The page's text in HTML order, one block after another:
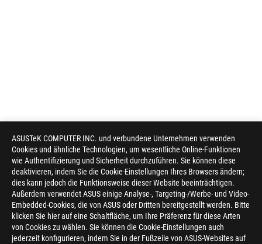
ASUSTeK COMPUTER INC. und verbundene Unternehmen verwenden
Cookies und ähnliche Technologien, um wesentliche Online-Funktionen
wie Authentifizierung und Sicherheit durchzuführen. Sie können diese
deaktivieren, indem Sie die Cookie-Einstellungen Ihres Browsers ändern;
dies kann jedoch die Funktionsweise dieser Website beeinträchtigen.
Außerdem verwendet ASUS einige Analyse-, Targeting-/Werbe- und Video-
Embedded-Cookies, die von ASUS oder Dritten bereitgestellt werden. Bitte
klicken Sie hier auf eine Schaltfläche, um Ihre Präferenz für diese Arten
von Cookies zu wählen. Sie können die Cookie-Einstellungen auch
jederzeit konfigurieren, indem Sie in der Fußzeile von ASUS-Websites auf